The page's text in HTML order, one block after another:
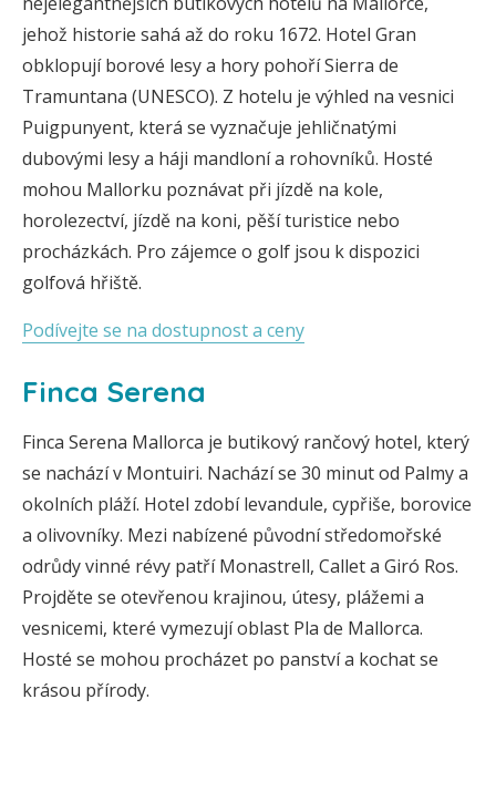
jehož historie sahá až do roku 1672. Hotel Gran
obklopují borové lesy a hory pohoří Sierra de
Tramuntana (UNESCO). Z hotelu je výhled na vesnici
Puigpunyent, která se vyznačuje jehličnatými
dubovými lesy a háji mandloní a rohovníků. Hosté
mohou Mallorku poznávat při jízdě na kole,
horolezectví, jízdě na koni, pěší turistice nebo
procházkách. Pro zájemce o golf jsou k dispozici
golfová hřiště.
Podívejte se na dostupnost a ceny
Finca Serena
Finca Serena Mallorca je butikový rančový hotel, který
se nachází v Montuiri. Nachází se 30 minut od Palmy a
okolních pláží. Hotel zdobí levandule, cypřiše, borovice
a olivovníky. Mezi nabízené původní středomořské
odrůdy vinné révy patří Monastrell, Callet a Giró Ros.
Projděte se otevřenou krajinou, útesy, plážemi a
vesnicemi, které vymezují oblast Pla de Mallorca.
Hosté se mohou procházet po panství a kochat se
krásou přírody.